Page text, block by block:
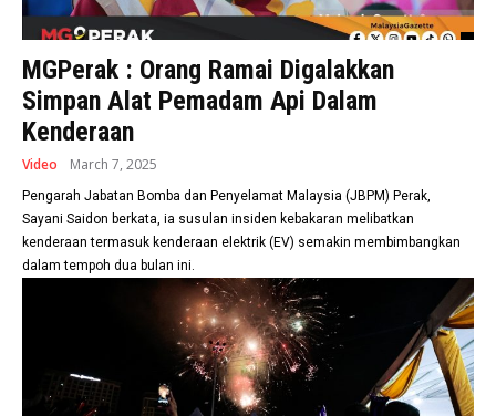
MGPerak : Orang Ramai Digalakkan
Simpan Alat Pemadam Api Dalam
Kenderaan
Video March 7, 2025
Pengarah Jabatan Bomba dan Penyelamat Malaysia (JBPM) Perak,
Sayani Saidon berkata, ia susulan insiden kebakaran melibatkan
kenderaan termasuk kenderaan elektrik (EV) semakin membimbangkan
dalam tempoh dua bulan ini.